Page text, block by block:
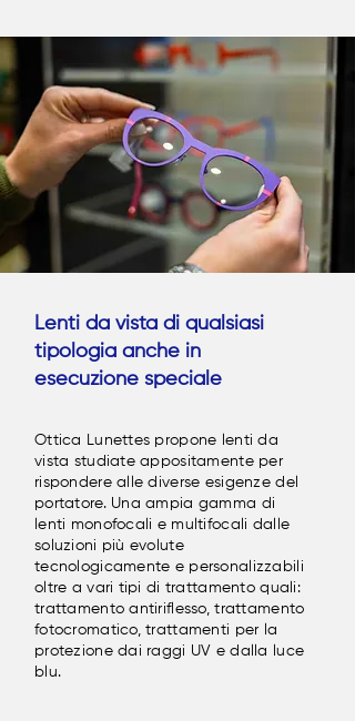
Lenti da vista di qualsiasi
tipologia anche in
esecuzione speciale
Ottica Lunettes propone lenti da
vista studiate appositamente per
rispondere alle diverse esigenze del
portatore. Una ampia gamma di
lenti monofocali e multifocali dalle
soluzioni più evolute
tecnologicamente e personalizzabili
oltre a vari tipi di trattamento quali:
trattamento antiriflesso, trattamento
fotocromatico, trattamenti per la
protezione dai raggi UV e dalla luce
blu.